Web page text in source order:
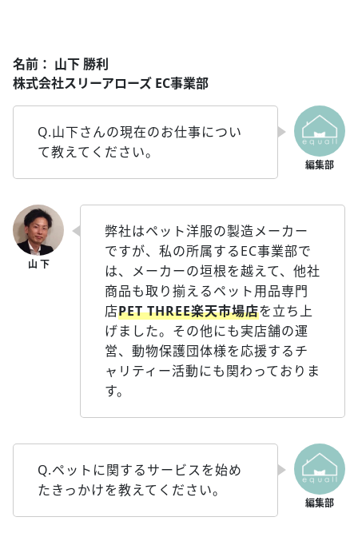
名前： 山下 勝利
株式会社スリーアローズ EC事業部
Q.山下さんの現在のお仕事につい
て教えてください。
弊社はペット洋服の製造メーカー
ですが、私の所属するEC事業部で
は、メーカーの垣根を越えて、他社
商品も取り揃えるペット用品専門
店PET THREE楽天市場店を立ち上
げました。その他にも実店舗の運
営、動物保護団体様を応援するチ
ャリティー活動にも関わっておりま
す。
Q.ペットに関するサービスを始め
たきっかけを教えてください。